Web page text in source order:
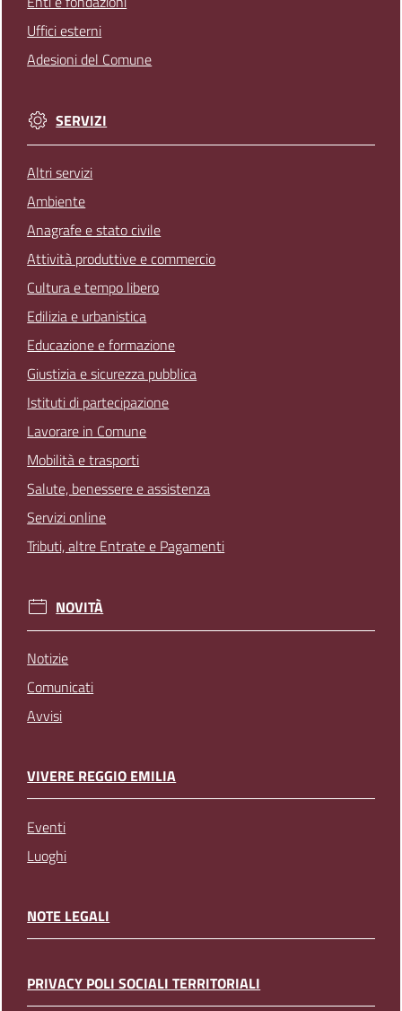
Uffici esterni
Adesioni del Comune
SERVIZI
Altri servizi
Ambiente
Anagrafe e stato civile
Attività produttive e commercio
Cultura e tempo libero
Edilizia e urbanistica
Educazione e formazione
Giustizia e sicurezza pubblica
Istituti di partecipazione
Lavorare in Comune
Mobilità e trasporti
Salute, benessere e assistenza
Servizi online
Tributi, altre Entrate e Pagamenti
NOVITÀ
Notizie
Comunicati
Avvisi
VIVERE REGGIO EMILIA
Eventi
Luoghi
NOTE LEGALI
PRIVACY POLI SOCIALI TERRITORIALI